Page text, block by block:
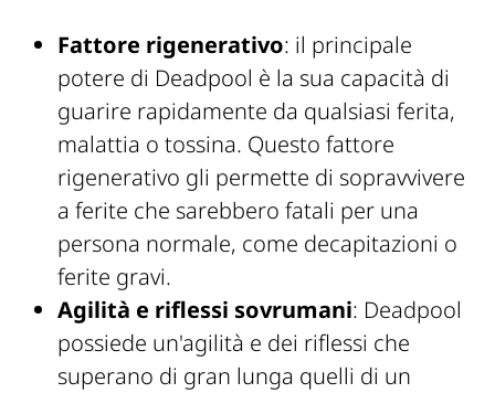
Fattore rigenerativo: il principale
potere di Deadpool è la sua capacità di
guarire rapidamente da qualsiasi ferita,
malattia o tossina. Questo fattore
rigenerativo gli permette di sopravvivere
a ferite che sarebbero fatali per una
persona normale, come decapitazioni o
ferite gravi.
Agilità e riflessi sovrumani: Deadpool
possiede un'agilità e dei riflessi che
superano di gran lunga quelli di un